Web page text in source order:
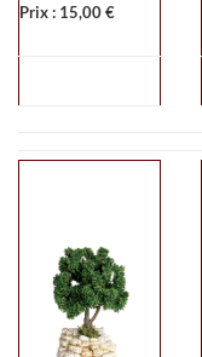
Prix : 15,00 €